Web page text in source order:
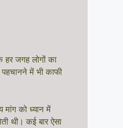
हर जगह लोगों का
में भी काफी
को ध्यान में
थी। कई बार ऐसा